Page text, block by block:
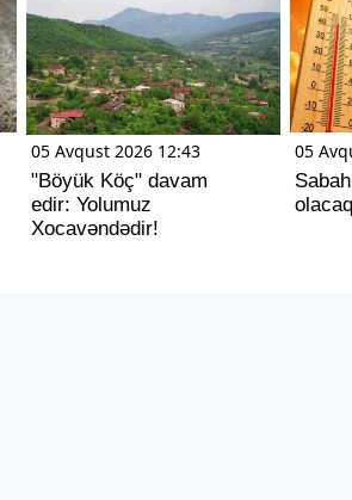
05 Avqust 2026 12:43
"Böyük Köç" davam
edir: Yolumuz
Xocavəndədir!
05
olacaq